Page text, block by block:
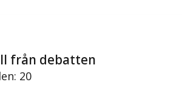
från debatten
20